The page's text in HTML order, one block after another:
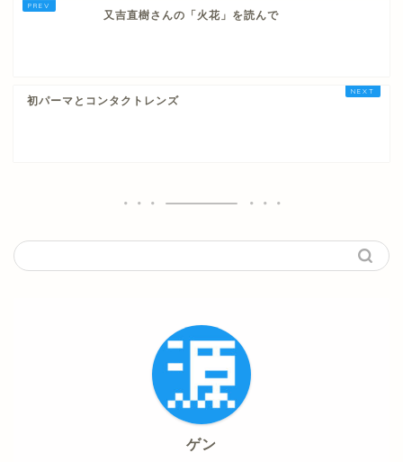
又吉直樹さんの「火花」を読んで
初パーマとコンタクトレンズ
ゲン